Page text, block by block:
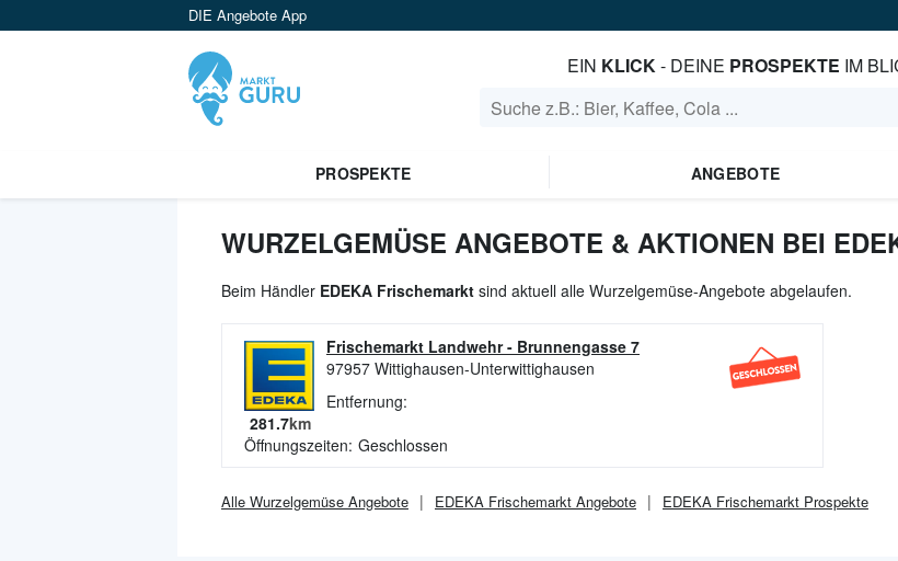
DIE Angebote App
EIN KLICK- DEINE PROSPEKTE IM
PROSPEKTE ANGEBOTE
WURZELGEMÜSE ANGEBOTE & AKTIONEN BEI
Beim Händler EDEKA Frischemarkt sind aktuell alle Wurzelgemüse-Angebote abgelaufen.
Frischemarkt Landwehr- Brunnengasse 7
97957 Wittighausen-Unterwittighausen
Entfernung:
281.7km
Öffnungszeiten: Geschlossen
Alle Wurzelgemüse Angebote EDEKA Frischemarkt Angebote EDEKA Frischemarkt Prospekte